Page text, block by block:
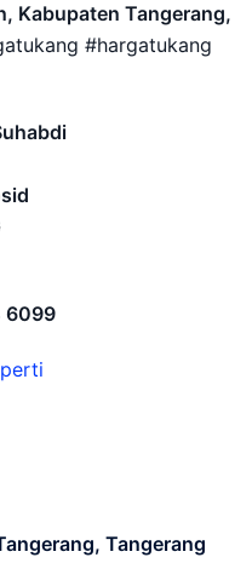
Kabupaten Tangerang,
#hargatukang
6099
Tangerang